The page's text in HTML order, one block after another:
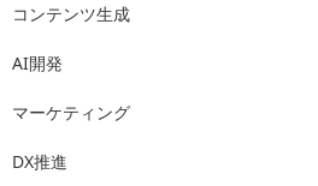
コンテンツ生成
AI開発
マーケティング
DX推進